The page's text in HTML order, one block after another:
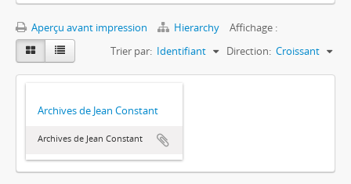
Aperçu avant impression Hierarchy
Affichage :
Trier par: Identifiant Direction: Croissant
Archives de Jean Constant
Archives de Jean Constant